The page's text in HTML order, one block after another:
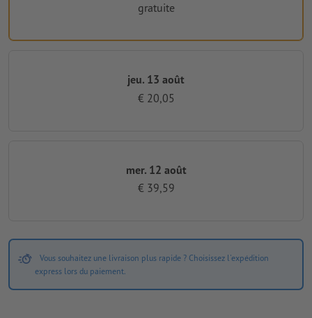
gratuite
jeu. 13 août
€ 20,05
mer. 12 août
€ 39,59
Vous souhaitez une livraison plus rapide ? Choisissez l'expédition
express lors du paiement.